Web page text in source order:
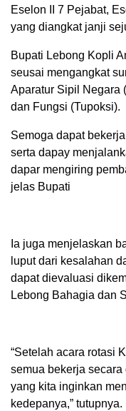
Eselon II 7 Pejabat,
yang diangkat janji
Bupati Lebong Kopli
seusai mengangkat
Aparatur Sipil Negara
dan Fungsi (Tupoksi).
Semoga dapat
serta dapay
dapar mengiring
jelas Bupati
Ia juga menjelaskan
luput dari kesalahan
dapat dievaluasi
Lebong Bahagia dan
“Setelah acara rotasi
semua bekerja secara
yang kita inginkan
kedepanya,” tutupnya.